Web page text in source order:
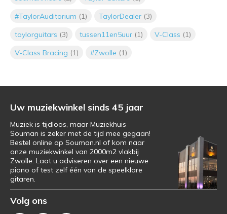
Souman
Chris Martin op bezoek bij
Muziekhuis Souman
Door Muziekhuis Souman
#TaylorAuditorium (1) TaylorDealer (3)
taylorguitars (3) tussen11en5uur (1) V-Class (1)
V-Class Bracing (1) #Zwolle (1)
Uw muziekwinkel sinds 45 jaar
Muziek is tijdloos, maar Muziekhuis
Souman is zeker met de tijd mee gegaan!
Bestel online op Souman.nl of kom naar
onze muziekwinkel van 2000m2 vlakbij
Zwolle. Laat u adviseren over een nieuwe
piano of test zelf één van de speelklare
gitaren.
Volg ons